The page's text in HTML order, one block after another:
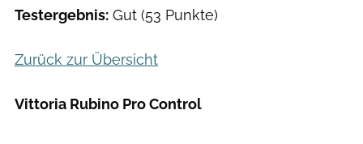
Testergebnis: Gut (53 Punkte)
Zurück zur Übersicht
Vittoria Rubino Pro Control